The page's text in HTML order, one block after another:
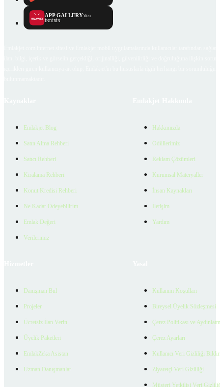
APP GALLERY'den
İNDİRİN
Emlakjet Blog
Satın Alma Rehberi
Satıcı Rehberi
Kiralama Rehberi
Konut Kredisi Rehberi
Ne Kadar Ödeyebilirim
Emlak Değeri
Verilerimiz
Hakkımızda
Ödüllerimiz
Reklam Çözümleri
Kurumsal Materyaller
İnsan Kaynakları
İletişim
Yardım
Danışman Bul
Projeler
Ücretsiz İlan Verin
Üyelik Paketleri
EmlakZeka Asistan
Uzman Danışmanlar
Kullanım Koşulları
Bireysel Üyelik Sözleşmesi
Çerez Politikası ve
Çerez Ayarları
Kullanıcı Veri Gizliliği
Ziyaretçi Veri Gizliliği
Müşteri Yetkilisi Veri